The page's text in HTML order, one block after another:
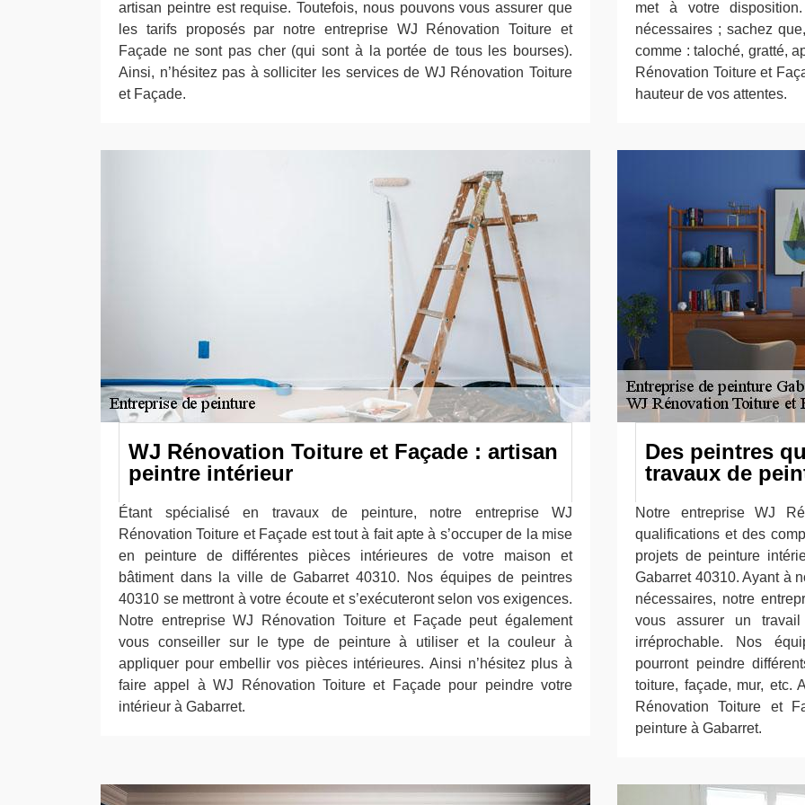
artisan peintre est requise. Toutefois, nous pouvons vous assurer que
les tarifs proposés par notre entreprise WJ Rénovation Toiture et
Façade ne sont pas cher (qui sont à la portée de tous les bourses).
Ainsi, n’hésitez pas à solliciter les services de WJ Rénovation Toiture
et Façade.
met à votre
nécessaires ; sachez
comme : taloché, gratté,
Rénovation Toiture et
hauteur de vos attentes.
WJ Rénovation Toiture et Façade : artisan
peintre intérieur
Étant spécialisé en travaux de peinture, notre entreprise WJ
Rénovation Toiture et Façade est tout à fait apte à s’occuper de la mise
en peinture de différentes pièces intérieures de votre maison et
bâtiment dans la ville de Gabarret 40310. Nos équipes de peintres
40310 se mettront à votre écoute et s’exécuteront selon vos exigences.
Notre entreprise WJ Rénovation Toiture et Façade peut également
vous conseiller sur le type de peinture à utiliser et la couleur à
appliquer pour embellir vos pièces intérieures. Ainsi n’hésitez plus à
faire appel à WJ Rénovation Toiture et Façade pour peindre votre
intérieur à Gabarret.
Des peintres
travaux de
Notre entreprise WJ
qualifications et des
projets de peinture
Gabarret 40310. Ayant à
nécessaires, notre
vous assurer un
irréprochable. Nos
pourront peindre
toiture, façade, mur, etc.
Rénovation Toiture et
peinture à Gabarret.